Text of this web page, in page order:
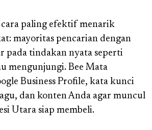
cara paling efektif menarik
mayoritas pencarian dengan
pada tindakan nyata seperti
mengunjungi. Bee Mata
Business Profile, kata kunci
dan konten Anda agar muncul
Utara siap membeli.